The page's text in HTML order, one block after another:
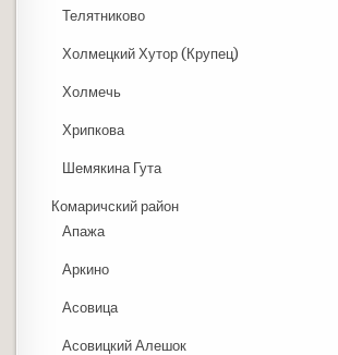
Телятниково
Холмецкий Хутор (Крупец)
Холмечь
Хрипкова
Шемякина Гута
Комаричский район
Апажа
Аркино
Асовица
Асовицкий Алешок